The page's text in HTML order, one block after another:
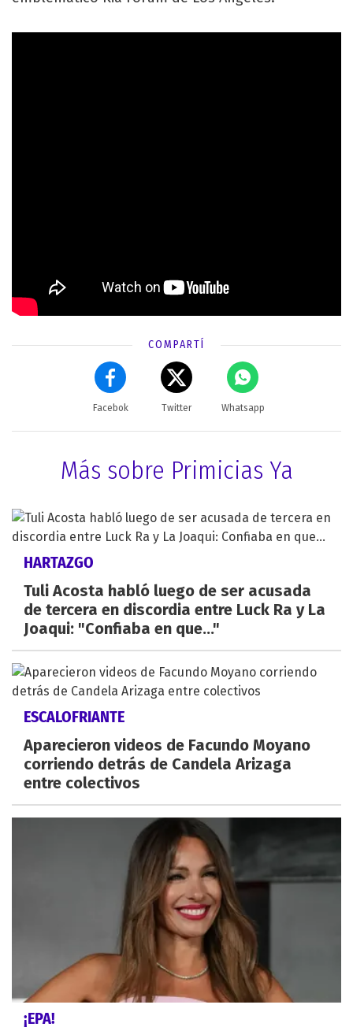
COMPARTÍ
Facebok Twitter Whatsapp
Más sobre Primicias Ya
HARTAZGO
Tuli Acosta habló luego de ser acusada
de tercera en discordia entre Luck Ra y La
Joaqui: "Confiaba en que..."
ESCALOFRIANTE
Aparecieron videos de Facundo Moyano
corriendo detrás de Candela Arizaga
entre colectivos
¡EPA!